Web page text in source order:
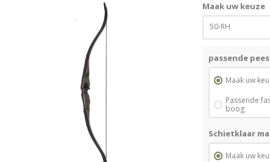
Maak uw keuze
50-RH
passende pees
Maak uw
Passende
boog
Schietklaar
Maak uw